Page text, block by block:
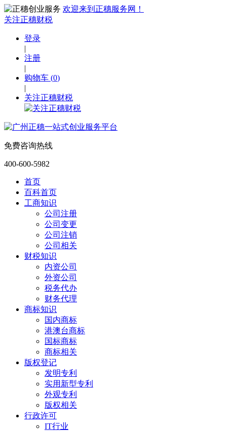
欢迎来到正穗服务网！
关注正穗财税
登录
|
注册
|
购物车 (0)
|
关注正穗财税
免费咨询热线
400-600-5982
首页
百科首页
工商知识
公司注册
公司变更
公司注销
公司相关
财税知识
内资公司
外资公司
税务代办
财务代理
商标知识
国内商标
港澳台商标
国标商标
商标相关
版权登记
发明专利
实用新型专利
外观专利
版权相关
行政许可
IT行业